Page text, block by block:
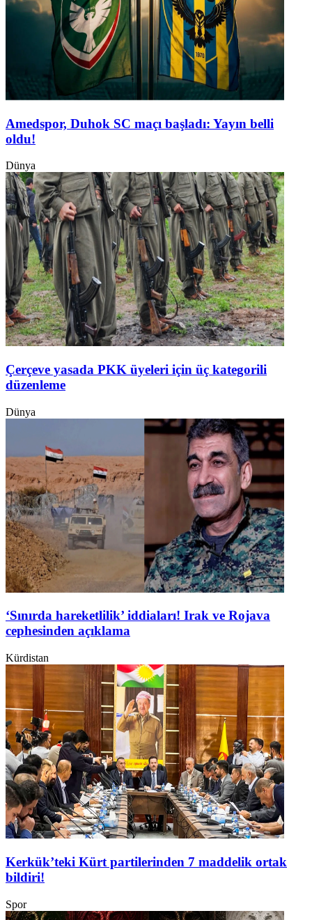
Amedspor, Duhok SC maçı başladı: Yayın belli
oldu!
Dünya
Çerçeve yasada PKK üyeleri için üç kategorili
düzenleme
Dünya
‘Sınırda hareketlilik’ iddiaları! Irak ve Rojava
cephesinden açıklama
Kürdistan
Kerkük’teki Kürt partilerinden 7 maddelik ortak
bildiri!
Spor